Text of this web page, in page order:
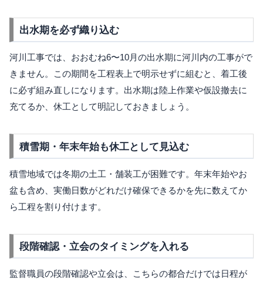
出水期を必ず織り込む
河川工事では、おおむね6〜10月の出水期に河川内の工事がで
きません。この期間を工程表上で明示せずに組むと、着工後
に必ず組み直しになります。出水期は陸上作業や仮設撤去に
充てるか、休工として明記しておきましょう。
積雪期・年末年始も休工として見込む
積雪地域では冬期の土工・舗装工が困難です。年末年始やお
盆も含め、実働日数がどれだけ確保できるかを先に数えてか
ら工程を割り付けます。
段階確認・立会のタイミングを入れる
監督職員の段階確認や立会は、こちらの都合だけでは日程が